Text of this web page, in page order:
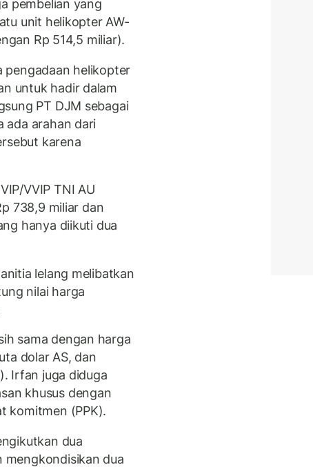
pembelian yang
unit helikopter AW-
Rp 514,5 miliar).
pengadaan helikopter
untuk hadir dalam
PT DJM sebagai
ada arahan dari
karena
VVIP TNI AU
738,9 miliar dan
hanya diikuti dua
lelang melibatkan
nilai harga
sama dengan harga
dolar AS, dan
Irfan juga diduga
khusus dengan
komitmen (PPK).
dua
mengkondisikan dua